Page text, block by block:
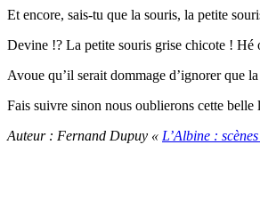
Et encore, sais-tu que la souris, la petite
Devine !? La petite souris grise chicote ! Hé
Avoue qu’il serait dommage d’ignorer que
Fais suivre sinon nous oublierons cette
Auteur : Fernand Dupuy « L’Albine :